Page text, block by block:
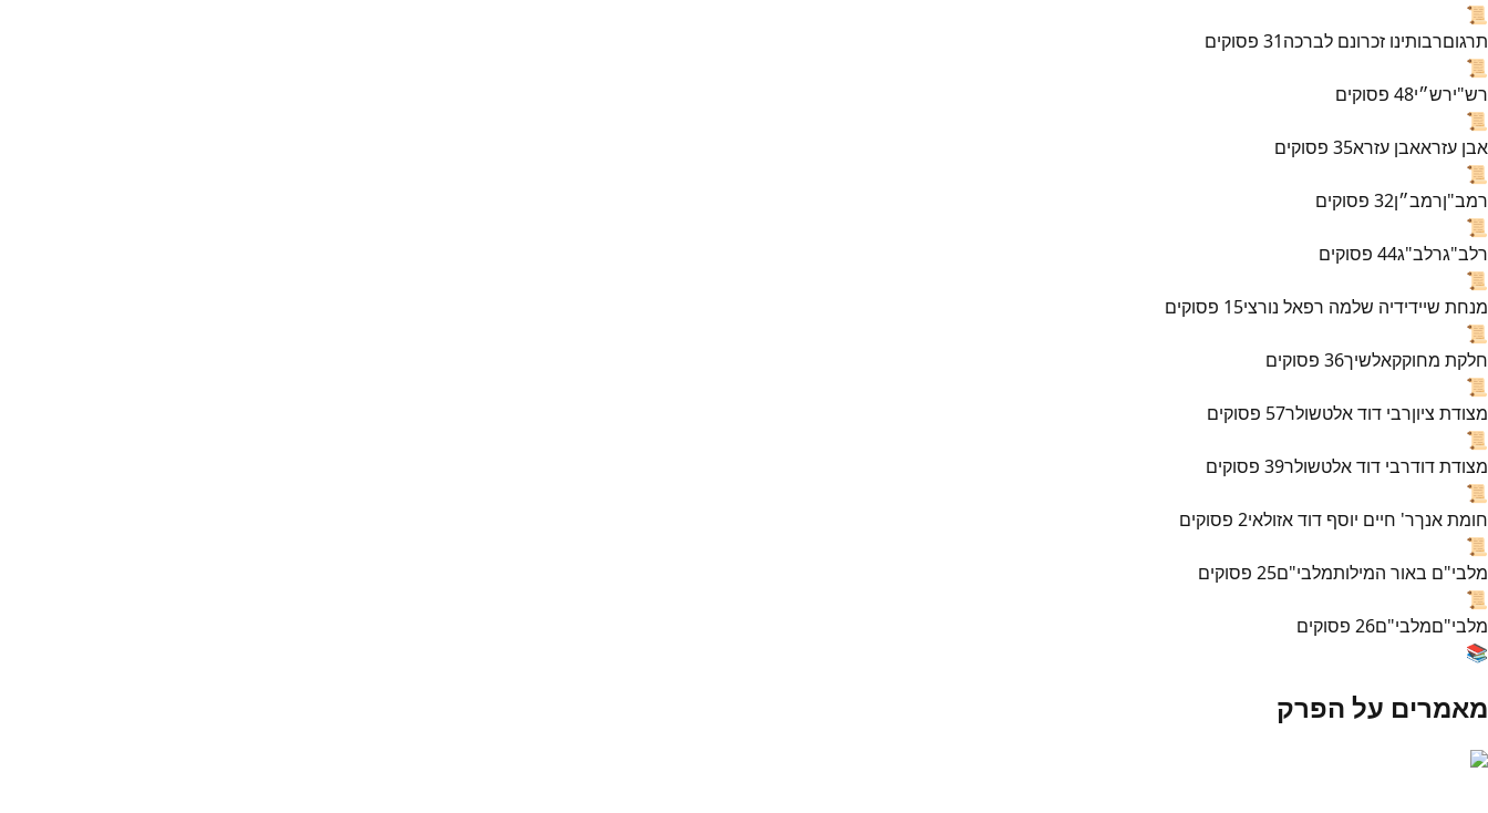
📜
תרגוםרבותינו זכרונם לברכה31 פסוקים
📜
רש"ירש״י48 פסוקים
📜
אבן עזראאבן עזרא35 פסוקים
📜
רמב"ןרמב״ן32 פסוקים
📜
רלב"גרלב"ג44 פסוקים
📜
מנחת שיידידיה שלמה רפאל נורצי15 פסוקים
📜
חלקת מחוקקאלשיך36 פסוקים
📜
מצודת ציוןרבי דוד אלטשולר57 פסוקים
📜
מצודת דודרבי דוד אלטשולר39 פסוקים
📜
חומת אנךר' חיים יוסף דוד אזולאי2 פסוקים
📜
מלבי"ם באור המילותמלבי"ם25 פסוקים
📜
מלבי"םמלבי"ם26 פסוקים
📚
מאמרים על הפרק